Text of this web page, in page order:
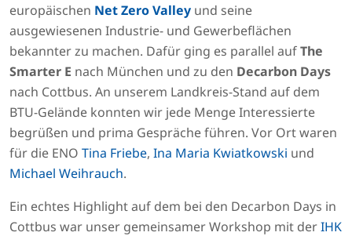
europäischen Net Zero Valley und seine
ausgewiesenen Industrie- und Gewerbeflächen
bekannter zu machen. Dafür ging es parallel aufThe
Smarter E nach München und zu den Decarbon Days
nach Cottbus. An unserem Landkreis-Stand auf dem
BTU-Gelände konnten wir jede Menge Interessierte
begrüßen und prima Gespräche führen. Vor Ort waren
für die ENO Tina Friebe, Ina Maria Kwiatkowski und
Michael Weihrauch.
Ein echtes Highlight auf dem bei den Decarbon Days in
Cottbus war unser gemeinsamer Workshop mit derIHK